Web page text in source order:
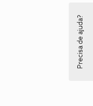
Precisa de ajuda?